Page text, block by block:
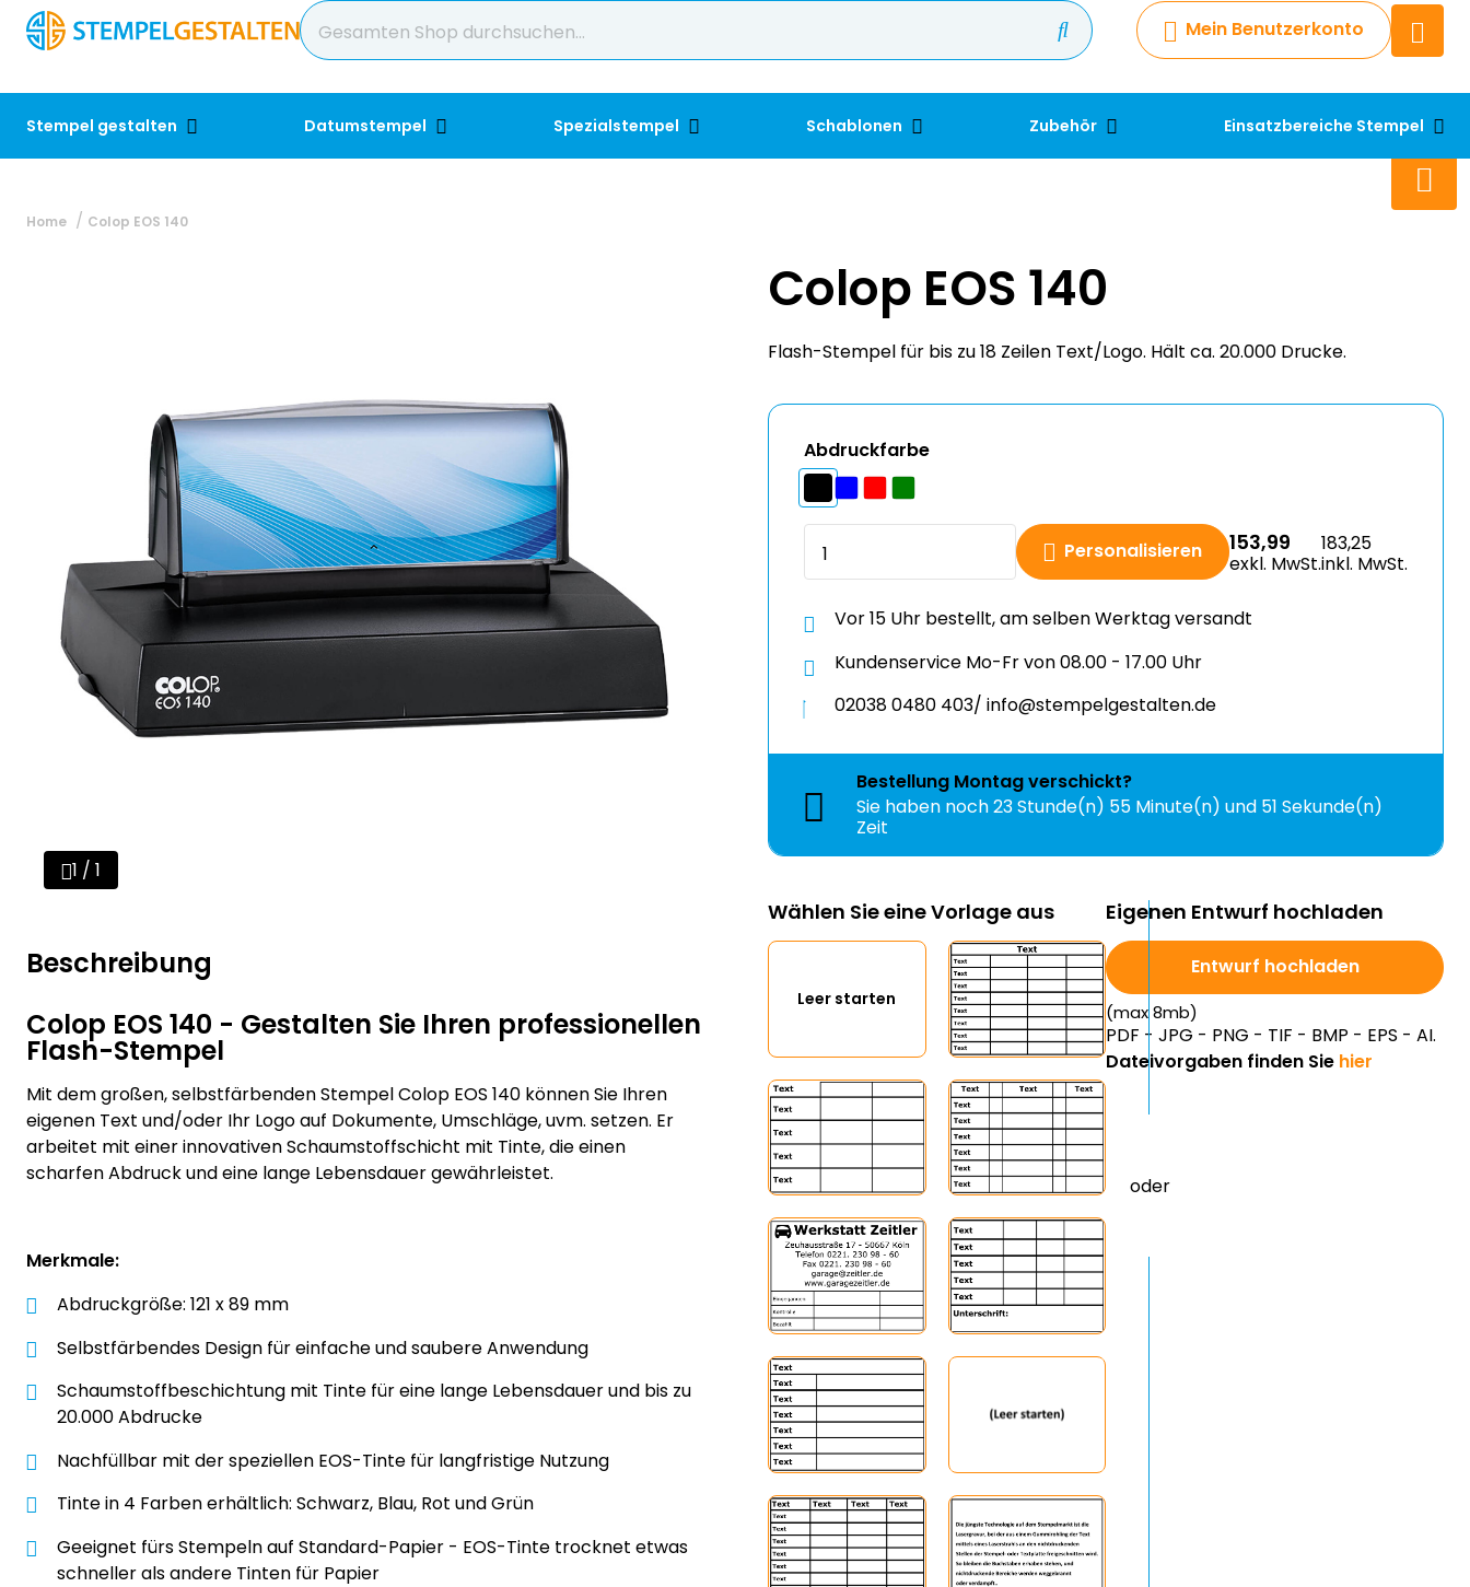
Mein Benutzerkonto
Stempel gestalten Datumstempel Spezialstempel Schablonen Zubehör Einsatzbereiche Stempel
Chatbot
Chatten Sie 24/7 mit unserem
+49 2038 0480 403
Home Colop EOS 140
1 / 1
Beschreibung
Colop EOS 140 - Gestalten Sie Ihren professionellen
Flash-Stempel
Mit dem großen, selbstfärbenden Stempel Colop EOS 140 können Sie Ihren
eigenen Text und/oder Ihr Logo auf Dokumente, Umschläge, uvm. setzen. Er
arbeitet mit einer innovativen Schaumstoffschicht mit Tinte, die einen
scharfen Abdruck und eine lange Lebensdauer gewährleistet.
Merkmale:
Abdruckgröße: 121 x 89 mm
Selbstfärbendes Design für einfache und saubere Anwendung
Schaumstoffbeschichtung mit Tinte für eine lange Lebensdauer und bis zu
20.000 Abdrucke
Nachfüllbar mit der speziellen EOS-Tinte für langfristige Nutzung
Tinte in 4 Farben erhältlich: Schwarz, Blau, Rot und Grün
Geeignet fürs Stempeln auf Standard-Papier - EOS-Tinte trocknet etwas
schneller als andere Tinten für Papier
Colop EOS 140
Flash-Stempel für bis zu 18 Zeilen Text/Logo. Hält ca. 20.000 Drucke.
Abdruckfarbe
Personalisieren 153,99
exkl. MwSt.
183,25
inkl. MwSt.
Vor 15 Uhr bestellt, am selben Werktag versandt
Kundenservice Mo-Fr von 08.00 - 17.00 Uhr
02038 0480 403/ info@stempelgestalten.de
Bestellung Montagverschickt?
Sie haben noch23 Stunde(n) 55 Minute(n) und 49 Sekunde(n)
Zeit
Wählen Sie eine Vorlage aus
Leer starten
Eigenen Entwurf hochladen
Entwurf hochladen
(max 8mb)
PDF - JPG - PNG - TIF - BMP - EPS - AI.
Dateivorgaben finden Sie hier